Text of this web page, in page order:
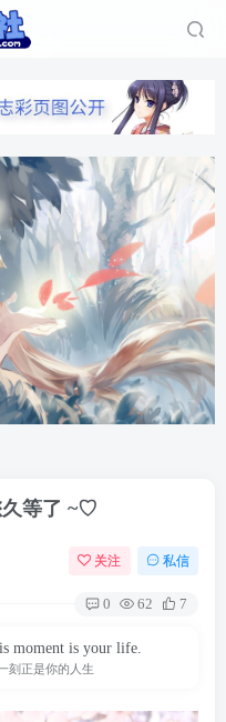
久等了 ~♡
关注 私信
0 62 7
moment is your life.
刻正是你的人生